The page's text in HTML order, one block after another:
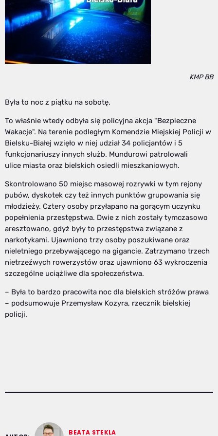
KMP BB
Była to noc z piątku na sobotę.
To właśnie wtedy odbyła się policyjna akcja "Bezpieczne
Wakacje". Na terenie podległym Komendzie Miejskiej Policji w
Bielsku-Białej wzięło w niej udział 34 policjantów i 5
funkcjonariuszy innych służb. Mundurowi patrolowali
ulice miasta oraz bielskich osiedli mieszkaniowych.
Skontrolowano 50 miejsc masowej rozrywki w tym rejony
pubów, dyskotek czy też innych punktów grupowania się
młodzieży. Cztery osoby przyłapano na gorącym uczynku
popełnienia przestępstwa. Dwie z nich zostały tymczasowo
aresztowano, gdyż były to przestępstwa związane z
narkotykami. Ujawniono trzy osoby poszukiwane oraz
nieletniego przebywającego na gigancie. Zatrzymano trzech
nietrzeźwych rowerzystów oraz ujawniono 63 wykroczenia
szczególne uciążliwe dla społeczeństwa.
– Była to bardzo pracowita noc dla bielskich stróżów prawa
– podsumowuje Przemysław Kozyra, rzecznik bielskiej
policji.
BEATA STEKLA